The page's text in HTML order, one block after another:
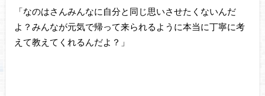
「なのはさんみんなに自分と同じ思いさせたくないんだ
よ？みんなが元気で帰って来られるように本当に丁寧に考
えて教えてくれるんだよ？」